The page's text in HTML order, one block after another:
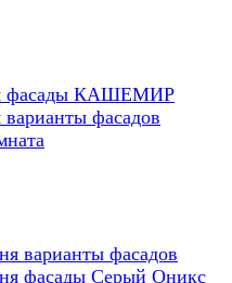
фасады КАШЕМИР
варианты фасадов
варианты фасадов
фасады Серый Оникс